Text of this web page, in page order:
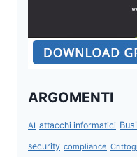
ARGOMENTI
AI attacchi informatici
security compliance